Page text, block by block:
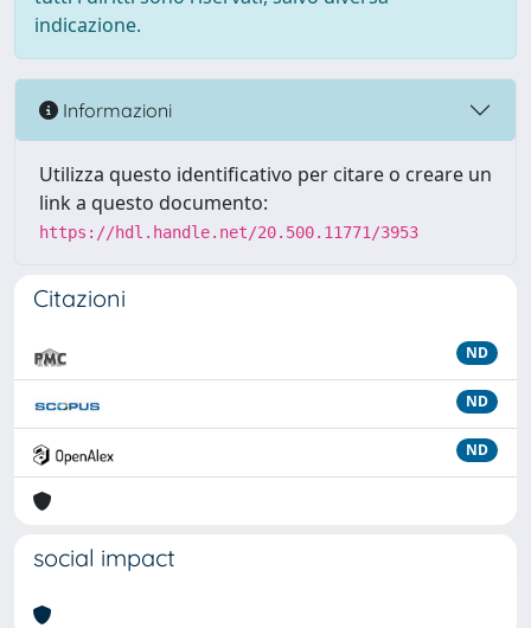
indicazione.
Informazioni
Utilizza questo identificativo per citare o creare un
link a questo documento:
https://hdl.handle.net/20.500.11771/3953
Citazioni
ND
ND
ND
social impact